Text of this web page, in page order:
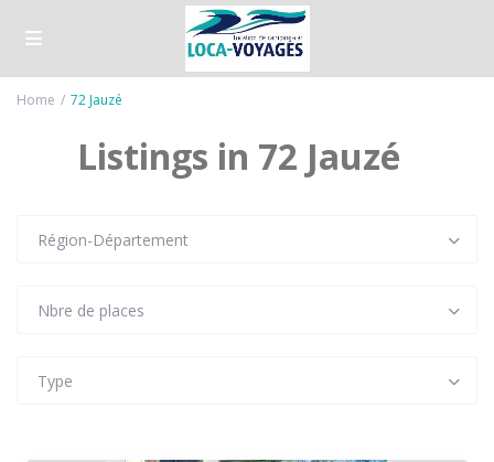
Home 72 Jauzé
Listings in 72 Jauzé
Région-Département
Nbre de places
Type